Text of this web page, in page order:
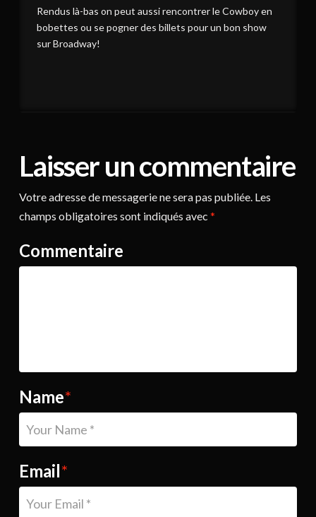
Rendus là-bas on peut aussi rencontrer le Cowboy en
bobettes ou se pogner des billets pour un bon show
sur Broadway!
Laisser un commentaire
Votre adresse de messagerie ne sera pas publiée.Les
champs obligatoires sont indiqués avec *
Commentaire
Name*
Email*